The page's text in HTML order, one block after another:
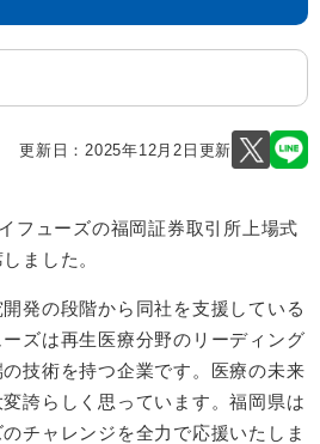
更新日：2025年12月2日更新
フューズの福岡証券取引所上場式
ました。
発の段階から同社を支援している
ズは再生医療分野のリーディング
技術を持つ企業です。医療の未来
誇らしく思っています。福岡県は
チャレンジを全力で応援いたしま